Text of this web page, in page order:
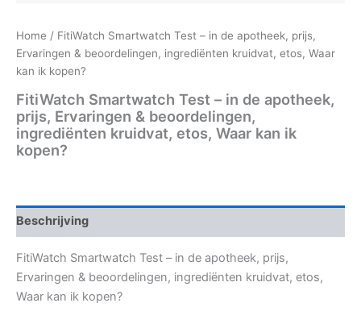
Home / FitiWatch Smartwatch Test – in de apotheek, prijs,
Ervaringen & beoordelingen, ingrediënten kruidvat, etos, Waar
kan ik kopen?
FitiWatch Smartwatch Test – in de apotheek,
prijs, Ervaringen & beoordelingen,
ingrediënten kruidvat, etos, Waar kan ik
kopen?
Beschrijving
FitiWatch Smartwatch Test – in de apotheek, prijs,
Ervaringen & beoordelingen, ingrediënten kruidvat, etos,
Waar kan ik kopen?